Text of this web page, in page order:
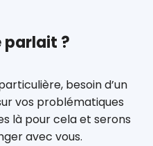
parlait ?
besoin d’un
vos problématiques
là pour cela et serons
avec vous.